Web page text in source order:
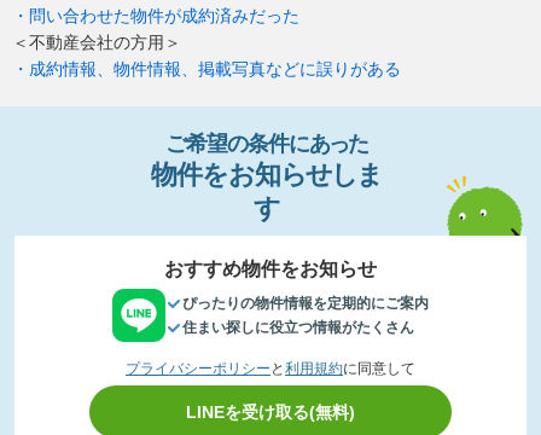
・問い合わせた物件が成約済みだった
＜不動産会社の方用＞
・成約情報、物件情報、掲載写真などに誤りがある
ご希望の条件にあった
物件をお知らせし ま
す
おすすめ物件をお知らせ
ぴったりの物件情報を定期的にご案内
住まい探しに役立つ情報がたくさん
プライバシーポリシー と 利用規約に同意して
LINEを受け取る(無料)